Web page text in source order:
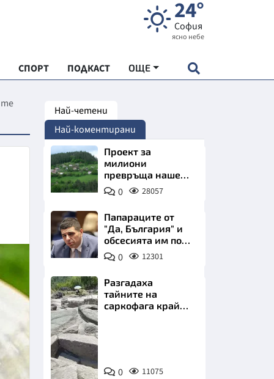
24°
София
ясно небе
СПОРТ ПОДКАСТ ОЩЕ
"ЧУДЕСАТА НА БЪЛГАРИЯ"
ХРАНА
Най-четени
Най-коментирани
Проект за
милиони
превръща наше
село в магнит за
туристи
0 28057
Папараците от
"Да, България" и
обсесията им по
Пеевски
0 12301
Снимка:
Bulgaria
ON
AIR
Разгадаха
тайните на
саркофага край
0 11075